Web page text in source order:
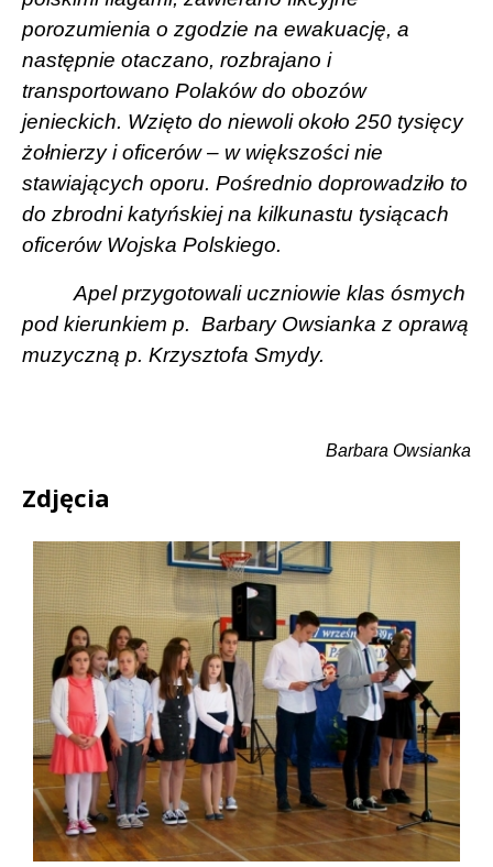
porozumienia o zgodzie na ewakuację, a
następnie otaczano, rozbrajano i
transportowano Polaków do obozów
jenieckich. Wzięto do niewoli około 250 tysięcy
żołnierzy i oficerów – w większości nie
stawiających oporu. Pośrednio doprowadziło to
do zbrodni katyńskiej na kilkunastu tysiącach
oficerów Wojska Polskiego.
Apel przygotowali uczniowie klas ósmych
pod kierunkiem p. Barbary Owsianka z oprawą
muzyczną p. Krzysztofa Smydy.
Barbara Owsianka
Zdjęcia